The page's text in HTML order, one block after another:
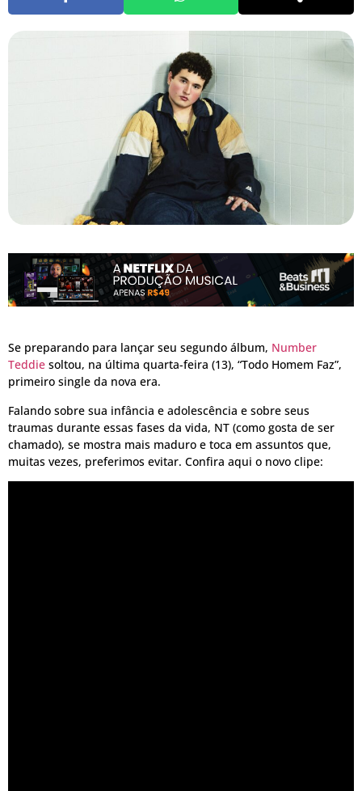
Se preparando para lançar seu segundo álbum, Number
Teddie soltou, na última quarta-feira (13), “Todo Homem Faz”,
primeiro single da nova era.
Falando sobre sua infância e adolescência e sobre seus
traumas durante essas fases da vida, NT (como gosta de ser
chamado), se mostra mais maduro e toca em assuntos que,
muitas vezes, preferimos evitar. Confira aqui o novo clipe: